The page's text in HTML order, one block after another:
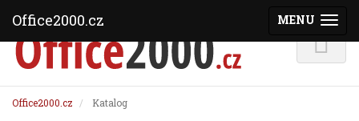
Office2000.cz Katalog
MENU
Office2000.cz